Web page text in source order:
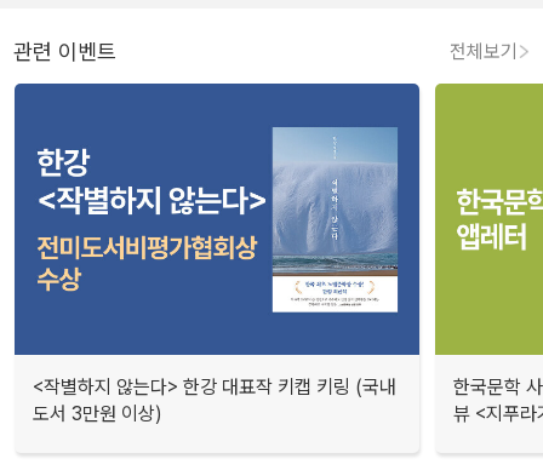
관련 이벤트 전체보기
<작별하지 않는다> 한강 대표작 키캡 키링 (국내
도서 3만원 이상)
한국문학
뷰 <지푸라